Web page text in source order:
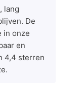
lang
De
in onze
en
4,4 sterren